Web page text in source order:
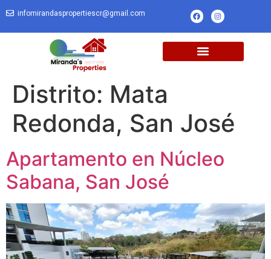
infomirandaspropertiescr@gmail.com
Distrito: Mata
Redonda, San José
Apartamento en Núcleo
Sabana, San José